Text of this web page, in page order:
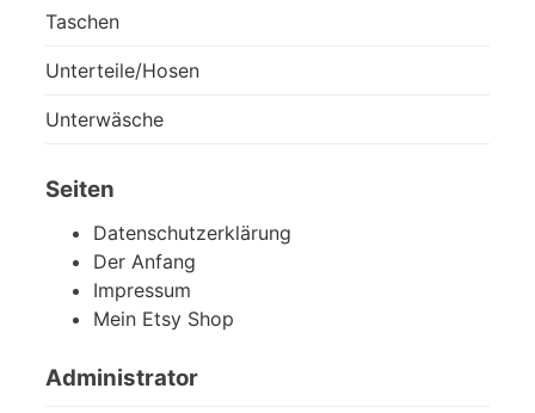
Taschen
Unterteile/Hosen
Unterwäsche
Seiten
Datenschutzerklärung
Der Anfang
Impressum
Mein Etsy Shop
Administrator